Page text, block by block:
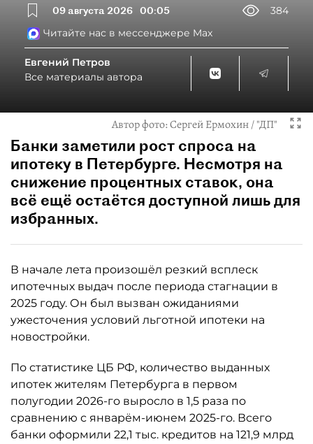
09 августа 2026 00:05
384
Читайте нас в мессенджере Max
Евгений Петров
Все материалы автора
Автор фото:Сергей Ермохин / "ДП"
Банки заметили рост спроса на
ипотеку в Петербурге. Несмотря на
снижение процентных ставок, она
всё ещё остаётся доступной лишь для
избранных.
В начале лета произошёл резкий всплеск
ипотечных выдач после периода стагнации в
2025 году. Он был вызван ожиданиями
ужесточения условий льготной ипотеки на
новостройки.
По статистике ЦБ РФ, количество выданных
ипотек жителям Петербурга в первом
полугодии 2026-го выросло в 1,5 раза по
сравнению с январём-июнем 2025-го. Всего
банки оформили 22,1 тыс. кредитов на 121,9 млрд